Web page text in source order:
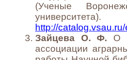
(Ученые
http://
Зайцева О. Ф. О
ассоциации